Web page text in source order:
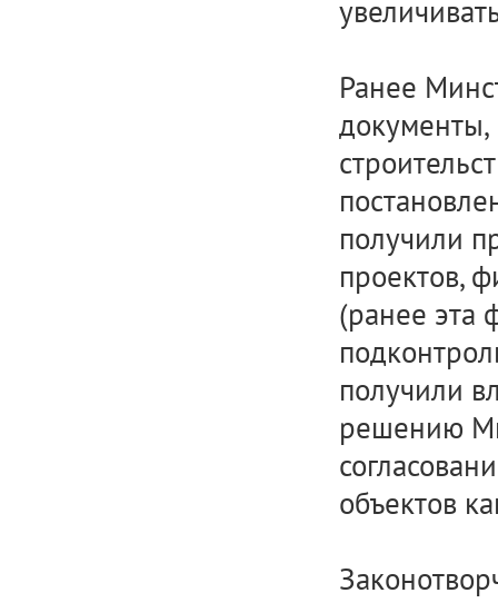
Ранее
получили
проектов,
(ранее эта
получили
решению
объектов